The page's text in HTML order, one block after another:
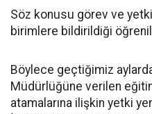
Söz konusu görev ve
birimlere bildirildiği
Böylece geçtiğimiz aylarda
Müdürlüğüne verilen
atamalarına ilişkin yetki